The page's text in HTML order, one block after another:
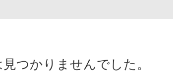
つかりませんでした。